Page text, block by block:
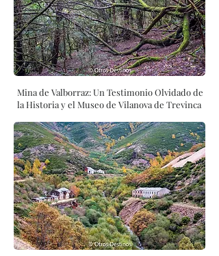
Mina de Valborraz: Un Testimonio Olvidado de
la Historia y el Museo de Vilanova de Trevinca